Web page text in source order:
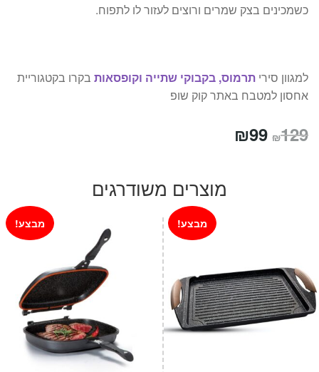
כשמכינים בצק שמרים ורוצים לעזור לו לתפוח.
למגוון סירי תרמוס, בקבוקי שתייה וקופסאות בקרו בקטגוריית
אחסון למטבח באתר קוק שופ
₪129 המחיר
₪99
הוא:
₪99.
מוצרים משודרגים
מבצע! מבצע!